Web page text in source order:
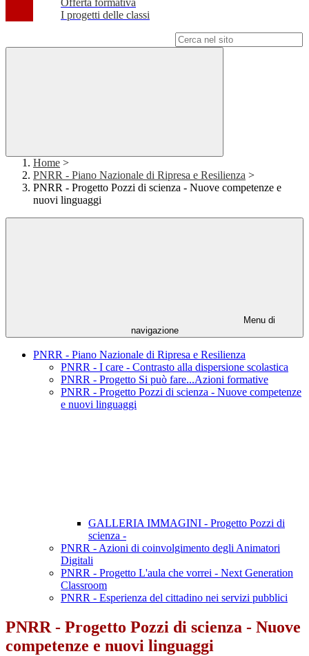
Offerta formativa
I progetti delle classi
Home >
PNRR - Piano Nazionale di Ripresa e Resilienza >
PNRR - Progetto Pozzi di scienza - Nuove competenze e
nuovi linguaggi
Menu di
navigazione
PNRR - Piano Nazionale di Ripresa e Resilienza
PNRR - I care - Contrasto alla dispersione scolastica
PNRR - Progetto Si può fare...Azioni formative
PNRR - Progetto Pozzi di scienza - Nuove competenze
e nuovi linguaggi
GALLERIA IMMAGINI - Progetto Pozzi di
scienza -
PNRR - Azioni di coinvolgimento degli Animatori
Digitali
PNRR - Progetto L'aula che vorrei - Next Generation
Classroom
PNRR - Esperienza del cittadino nei servizi pubblici
PNRR - Progetto Pozzi di scienza - Nuove
competenze e nuovi linguaggi